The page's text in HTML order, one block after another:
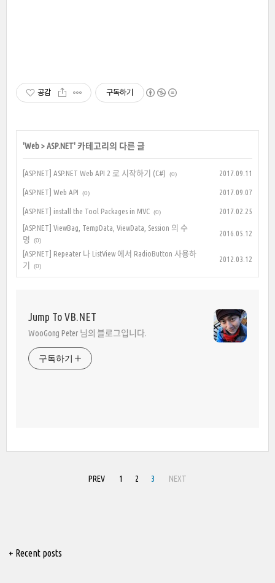
공감 구독하기
'Web>ASP.NET' 카테고리의 다른 글
[ASP.NET] ASP.NET Web API 2 로 시작하기 (C#) (0) 2017.09.11
[ASP.NET] Web API (0) 2017.09.07
[ASP.NET] install the Tool Packages in MVC (0)
2017.02.25
[ASP.NET] ViewBag, TempData, ViewData, Session 의 수
명
(0)
2016.05.12
[ASP.NET] Repeater 나 ListView 에서 RadioButton 사용하
기
(0)
2012.03.12
Jump To VB.NET
WooGong Peter 님의 블로그입니다.
구독하기
PREV 1 2 3 NEXT
+ Recent posts